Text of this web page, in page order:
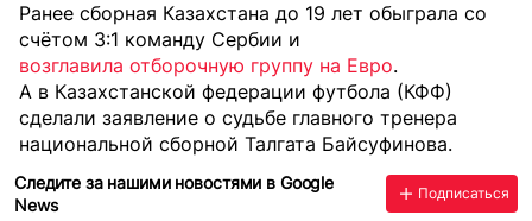
Ранее сборная Казахстана до 19 лет обыграла со
счётом 3:1 команду Сербии и
возглавила отборочную группу на Евро.
А в Казахстанской федерации футбола (КФФ)
сделали заявление о судьбе главного тренера
национальной сборной Талгата Байсуфинова.
Следите за нашими новостями в Google
News
Подписаться